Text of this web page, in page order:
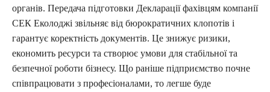
органів. Передача підготовки Декларації фахівцям компанії
СЕК Еколоджі звільняє від бюрократичних клопотів і
гарантує коректність документів. Це знижує ризики,
економить ресурси та створює умови для стабільної та
безпечної роботи бізнесу. Що раніше підприємство почне
співпрацювати з професіоналами, то легше буде